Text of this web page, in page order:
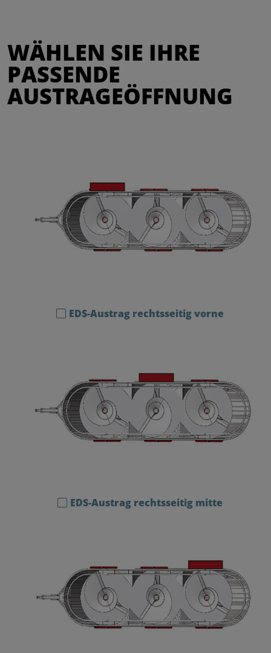
WÄHLEN SIE IHRE
PASSENDE
AUSTRAGEÖFFNUNG
EDS-Austrag rechtsseitig vorne
EDS-Austrag rechtsseitig mitte